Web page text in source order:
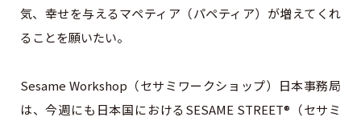
気、幸せを与えるマペティア（パペティア）が増えてくれ
ることを願いたい。
Sesame Workshop（セサミワークショップ）日本事務局
は、今週にも日本国におけるSESAME STREET®（セサミ